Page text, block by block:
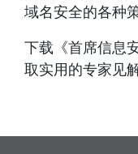
域名安全的各种策
下载《首席信息
取实用的专家见